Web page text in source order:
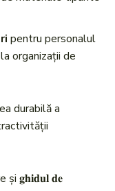
pentru personalul
organizații de
durabilă a
𝐠𝐡𝐢𝐝𝐮𝐥 𝐝𝐞